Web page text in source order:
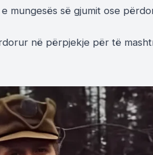
mungesës së gjumit ose
në përpjekje për të